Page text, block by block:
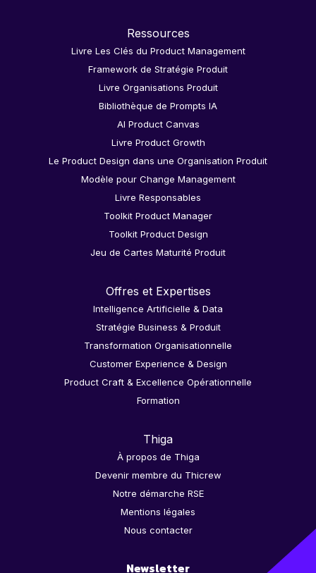
Ressources
Livre Les Clés du Product Management
Framework de Stratégie Produit
Livre Organisations Produit
Bibliothèque de Prompts IA
AI Product Canvas
Livre Product Growth
Le Product Design dans une Organisation Produit
Modèle pour Change Management
Livre Responsables
Toolkit Product Manager
Toolkit Product Design
Jeu de Cartes Maturité Produit
Offres et Expertises
Intelligence Artificielle & Data
Stratégie Business & Produit
Transformation Organisationnelle
Customer Experience & Design
Product Craft & Excellence Opérationnelle
Formation
Thiga
À propos de Thiga
Devenir membre du Thicrew
Notre démarche RSE
Mentions légales
Nous contacter
Newsletter